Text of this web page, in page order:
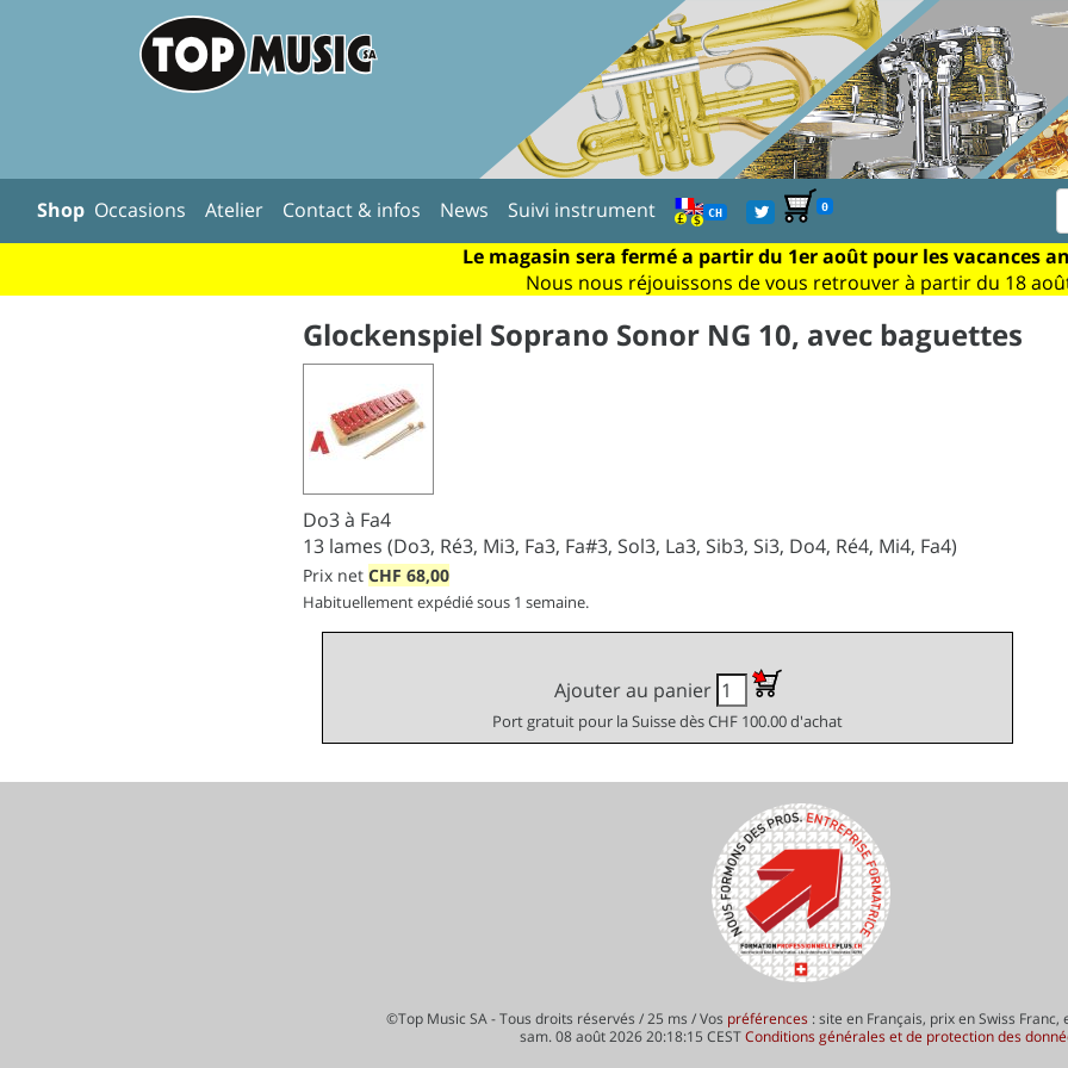
Shop Occasions Atelier Contact & infos News Suivi instrument CH 0
Le magasin sera fermé a partir du 1er août pour les vacances
Nous nous réjouissons de vous retrouver à partir du 18
Glockenspiel Soprano Sonor NG 10, avec baguettes
Do3 à Fa4
13 lames (Do3, Ré3, Mi3, Fa3, Fa#3, Sol3, La3, Sib3, Si3, Do4, Ré4, Mi4, Fa4)
Prix net CHF 68,00
Habituellement expédié sous 1 semaine.
Ajouter au panier
Port gratuit pour la Suisse dès CHF 100.00 d'achat
©Top Music SA - Tous droits réservés / 25 ms / Vos préférences : site en Français, prix en Swiss Franc,
sam. 08 août 2026 20:18:15 CEST Conditions générales et de protection des